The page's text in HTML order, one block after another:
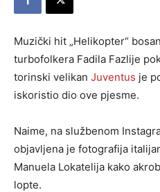
Muzički hit „Helikopter“
turbofolkera Fadila Fazlije
torinski velikan Juventus je
iskoristio dio ove pjesme.
Naime, na službenom
objavljena je fotografija
Manuela Lokatelija kako
lopte.